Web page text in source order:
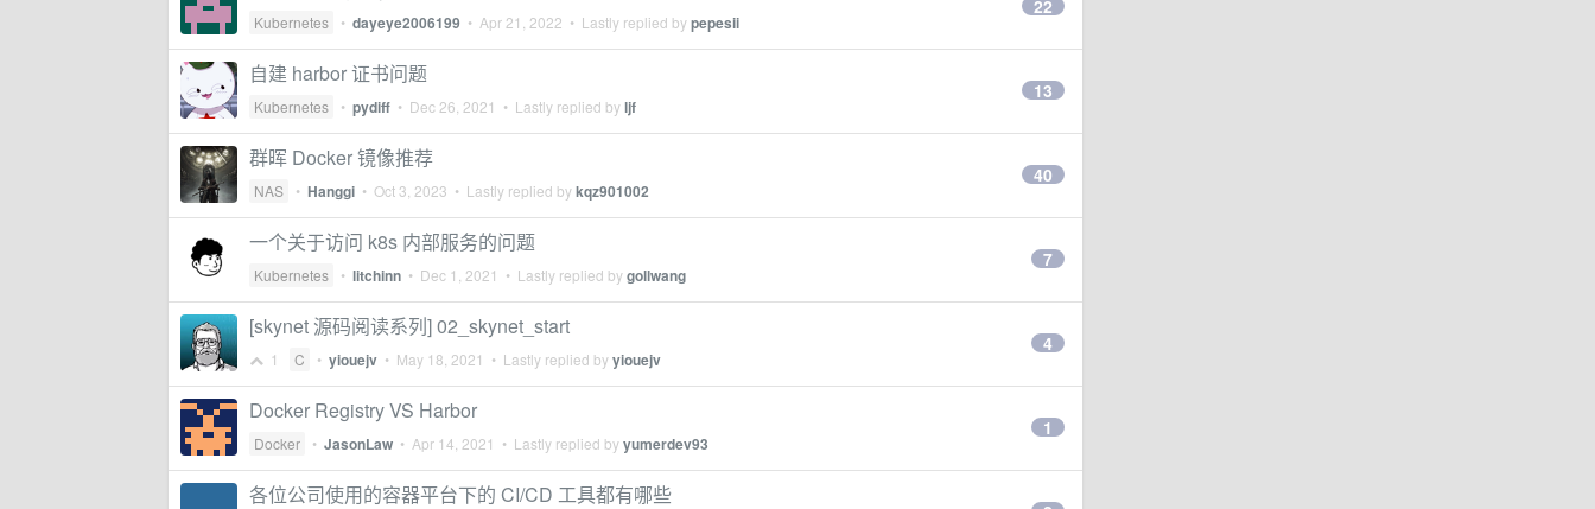
Kubernetes • dayeye2006199 • Apr 21, 2022 • Lastly replied bypepesii
22
自建 harbor 证书问题
Kubernetes • pydiff • Dec 26, 2021 • Lastly replied byljf
13
群晖 Docker 镜像推荐
NAS • Hanggi • Oct 3, 2023 • Lastly replied bykqz901002
40
一个关于访问 k8s 内部服务的问题
Kubernetes • litchinn • Dec 1, 2021 • Lastly replied bygollwang
7
[skynet 源码阅读系列] 02_skynet_start
1 C • yiouejv • May 18, 2021 • Lastly replied byyiouejv
4
Docker Registry VS Harbor
Docker • JasonLaw • Apr 14, 2021 • Lastly replied byyumerdev93
1
各位公司使用的容器平台下的 CI/CD 工具都有哪些